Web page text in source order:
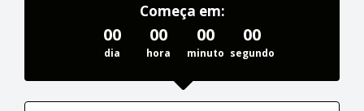
Começa em:
00
dia
00
hora
00
minuto
00
segundo